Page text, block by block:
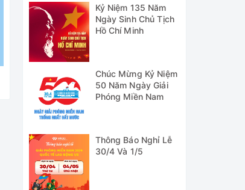
Kỷ Niệm 135 Năm
Ngày Sinh Chủ Tịch
Hồ Chí Minh
Chúc Mừng Kỷ Niệm
50 Năm Ngày Giải
Phóng Miền Nam
Thông Báo Nghỉ Lễ
30/4 Và 1/5